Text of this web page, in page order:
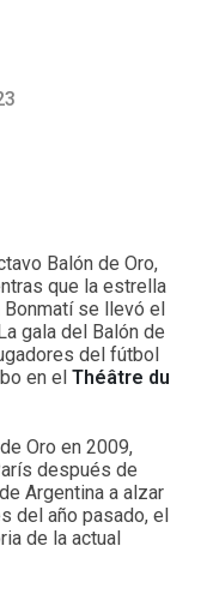
Balón de Oro,
que la estrella
Bonmatí se llevó el
gala del Balón de
del fútbol
en el Théâtre du
Oro en 2009,
después de
Argentina a alzar
del año pasado, el
de la actual